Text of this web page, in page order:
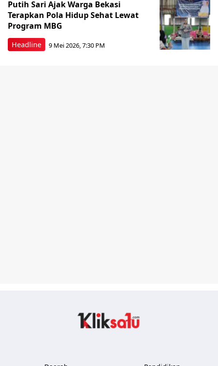
Headline
Putih Sari Ajak Warga Bekasi
Terapkan Pola Hidup Sehat Lewat
Program MBG
9 Mei 2026, 7:30 PM